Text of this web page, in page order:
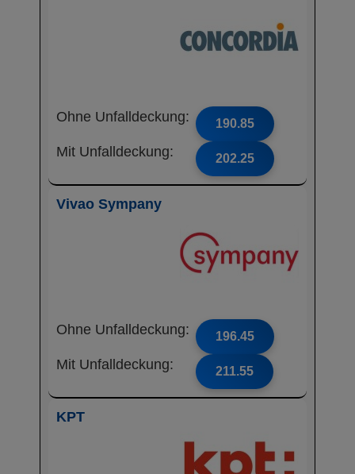
Ohne Unfalldeckung: 190.85
Mit Unfalldeckung: 202.25
Vivao Sympany
Ohne Unfalldeckung: 196.45
Mit Unfalldeckung: 211.55
KPT